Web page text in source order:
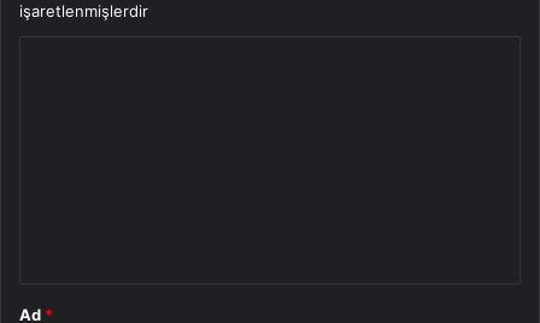
işaretlenmişlerdir
Ad *